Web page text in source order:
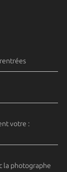
votre :
la photographe